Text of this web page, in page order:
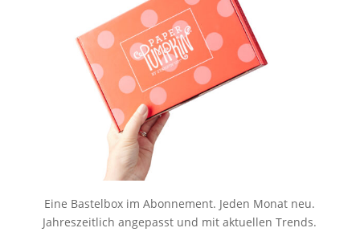
Eine Bastelbox im Abonnement. Jeden Monat neu.
Jahreszeitlich angepasst und mit aktuellen Trends.